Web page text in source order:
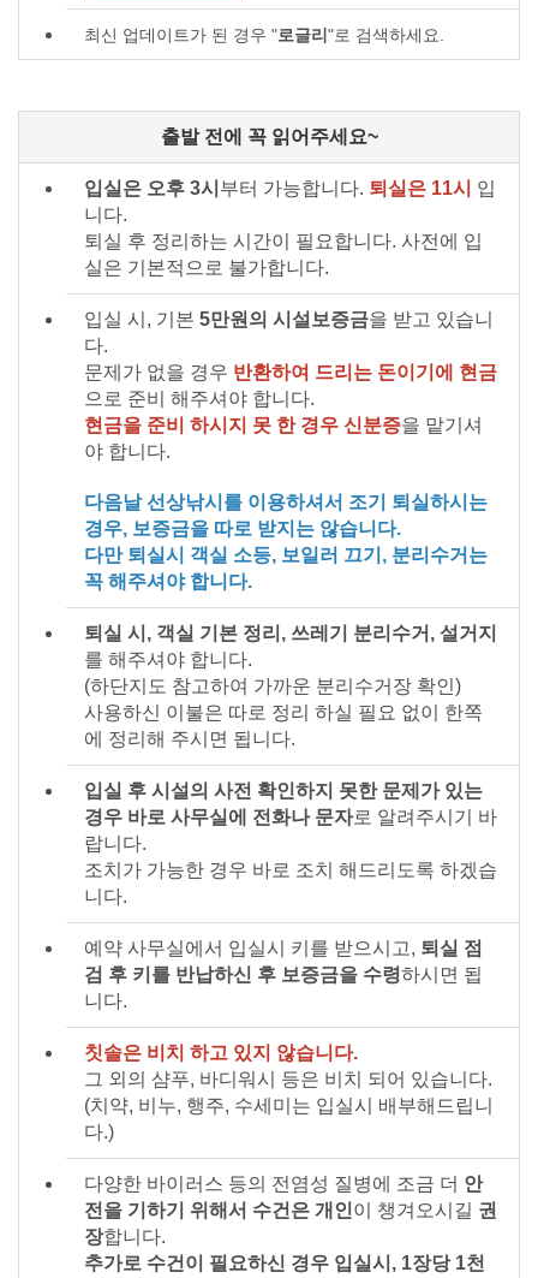
최신 업데이트가 된 경우 "로글리 "로 검색하세요.
출발 전에 꼭 읽어주세요~
입실은 오후 3시 부터 가능합니다. 퇴실은 11시
입
니다.
퇴실 후 정리하는 시간이 필요합니다. 사전에 입
실은 기본적으로 불가합니다.
입실 시, 기본 5만원의 시설보증금을 받고 있습니
다.
문제가 없을 경우 반환하여 드리는 돈이기에 현금
으로 준비 해주셔야 합니다.
현금을 준비 하시지 못 한 경우 신분증을 맡기셔
야 합니다.
다음날 선상낚시를 이용하셔서 조기 퇴실하시는
경우, 보증금을 따로 받지는 않습니다.
다만 퇴실시 객실 소등, 보일러 끄기, 분리수거는
꼭 해주셔야 합니다.
퇴실 시, 객실 기본 정리, 쓰레기 분리수거, 설거지
를 해주셔야 합니다.
(하단지도 참고하여 가까운 분리수거장 확인)
사용하신 이불은 따로 정리 하실 필요 없이 한쪽
에 정리해 주시면 됩니다.
입실 후 시설의 사전 확인하지 못한 문제가 있는
경우 바로 사무실에 전화나 문자로 알려주시기 바
랍니다.
조치가 가능한 경우 바로 조치 해드리도록 하겠습
니다.
예약 사무실에서 입실시 키를 받으시고, 퇴실 점
검 후 키를 반납하신 후 보증금을 수령하시면 됩
니다.
칫솔은 비치 하고 있지 않습니다.
그 외의 샴푸, 바디워시 등은 비치 되어 있습니다.
(치약, 비누, 행주, 수세미는 입실시 배부해드립니
다.)
다양한 바이러스 등의 전염성 질병에 조금 더 안
전을 기하기 위해서 수건은 개인이 챙겨오시길 권
장합니다.
추가로 수건이 필요하신 경우 입실시, 1장당 1천